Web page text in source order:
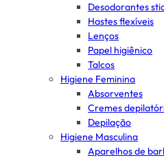
Desodorantes
Hastes flexíveis
Lenços
Papel higiênico
Talcos
Higiene Feminina
Absorventes
Cremes
Depilação
Higiene Masculina
Aparelhos de